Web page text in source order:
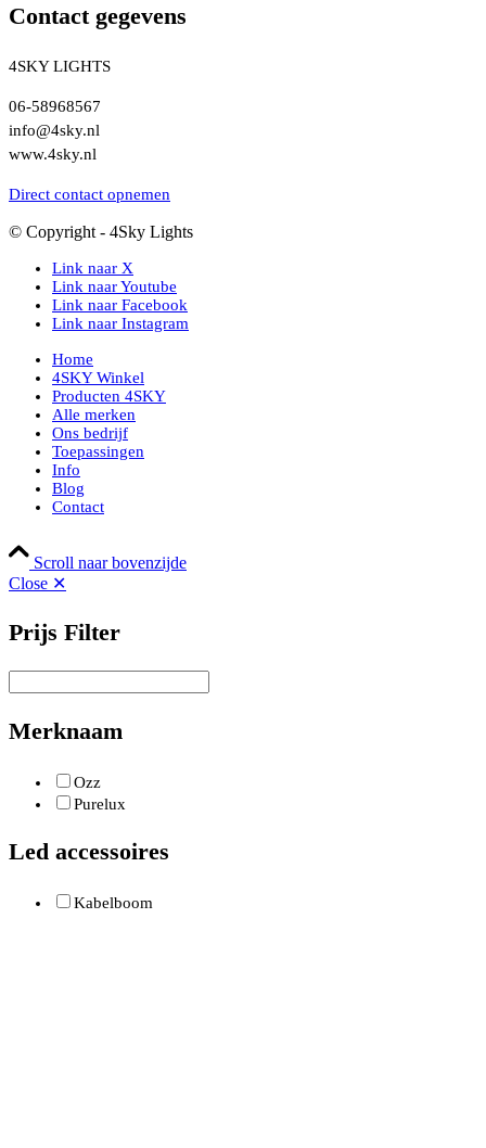
Contact gegevens
4SKY LIGHTS
06-58968567
info@4sky.nl
www.4sky.nl
Direct contact opnemen
© Copyright - 4Sky Lights
Link naar X
Link naar Youtube
Link naar Facebook
Link naar Instagram
Home
4SKY Winkel
Producten 4SKY
Alle merken
Ons bedrijf
Toepassingen
Info
Blog
Contact
Scroll naar bovenzijde
Close ✕
Prijs Filter
Merknaam
Ozz
Purelux
Led accessoires
Kabelboom